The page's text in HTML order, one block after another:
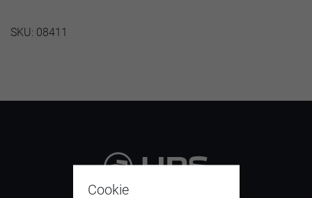
SKU: 08411
Cookie